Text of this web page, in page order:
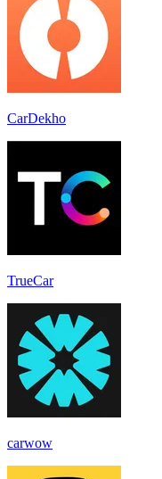
CarDekho
TrueCar
carwow